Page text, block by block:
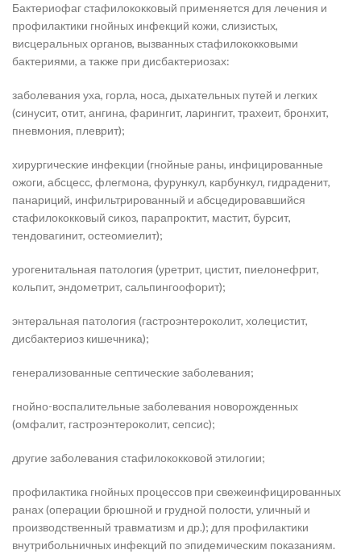
Бактериофаг стафилококковый применяется для лечения и
профилактики гнойных инфекций кожи, слизистых,
висцеральных органов, вызванных стафилококковыми
бактериями, а также при дисбактериозах:
заболевания уха, горла, носа, дыхательных путей и легких
(синусит, отит, ангина, фарингит, ларингит, трахеит, бронхит,
пневмония, плеврит);
хирургические инфекции (гнойные раны, инфицированные
ожоги, абсцесс, флегмона, фурункул, карбункул, гидраденит,
панариций, инфильтрированный и абсцедировавшийся
стафилококковый сикоз, парапроктит, мастит, бурсит,
тендовагинит, остеомиелит);
урогенитальная патология (уретрит, цистит, пиелонефрит,
кольпит, эндометрит, сальпингоофорит);
энтеральная патология (гастроэнтероколит, холецистит,
дисбактериоз кишечника);
генерализованные септические заболевания;
гнойно-воспалительные заболевания новорожденных
(омфалит, гастроэнтероколит, сепсис);
другие заболевания стафилококковой этилогии;
профилактика гнойных процессов при свежеинфицированных
ранах (операции брюшной и грудной полости, уличный и
производственный травматизм и др.); для профилактики
внутрибольничных инфекций по эпидемическим показаниям.